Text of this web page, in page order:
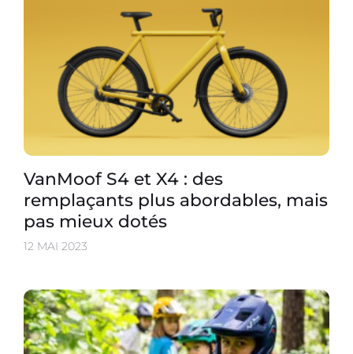
VanMoof S4 et X4 : des
remplaçants plus abordables, mais
pas mieux dotés
12 MAI 2023